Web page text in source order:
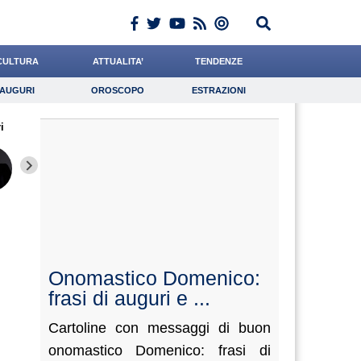
ATTUALITA’ TENDENZE
Auguri Oroscopo Estrazioni
AUGURI OROSCOPO ESTRAZIONI
Onomastico Domenico:
frasi di auguri e ...
Cartoline con messaggi di buon
onomastico Domenico: frasi di